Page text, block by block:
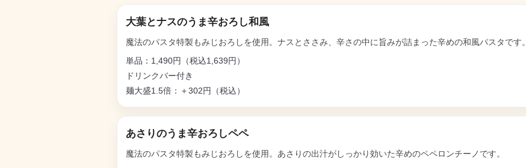
大葉とナスのうま辛おろし和風
魔法のパスタ特製もみじおろしを使用。ナスとささみ、辛さの中に旨みが詰まった辛めの和風パスタです。
単品：1,490円（税込1,639円）
ドリンクバー付き
麺大盛1.5倍：＋302円（税込）
あさりのうま辛おろしペペ
魔法のパスタ特製もみじおろしを使用。あさりの出汁がしっかり効いた辛めのペペロンチーノです。